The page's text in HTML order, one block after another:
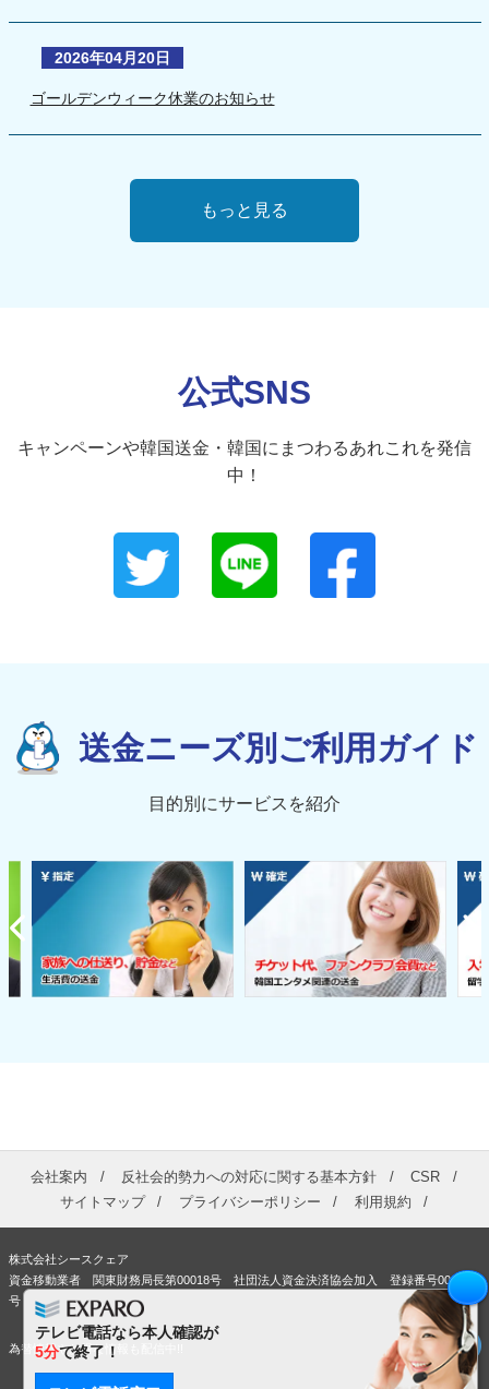
2026年04月20日
ゴールデンウィーク休業のお知らせ
もっと見る
公式SNS
キャンペーンや韓国送金・韓国にまつわるあれこれを発信
中！
送金ニーズ別ご利用ガイド
目的別にサービスを紹介
テレビ電話なら本人確認が
5分で終了！
会社案内 反社会的勢力への対応に関する基本方針
CSR
サイトマップ
プライバシーポリシー 利用規約
株式会社シースクェア
資金移動業者 関東財務局長第00018号 社団法人資金決済協会加入 登録番号00363
号
為替情報やお得な情報も配信中!!